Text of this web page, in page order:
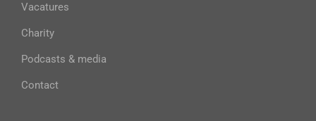
Vacatures
Charity
Podcasts & media
Contact